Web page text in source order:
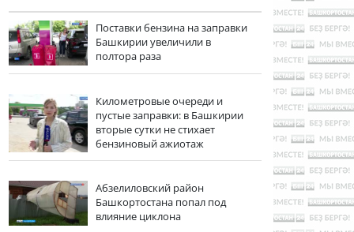
Поставки бензина на заправки
Башкирии увеличили в
полтора раза
Километровые очереди и
пустые заправки: в Башкирии
вторые сутки не стихает
бензиновый ажиотаж
Абзелиловский район
Башкортостана попал под
влияние циклона